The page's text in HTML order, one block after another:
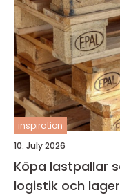
inspiration
10. July 2026
Köpa lastpallar så väljer företag rätt pall för
logistik och lager